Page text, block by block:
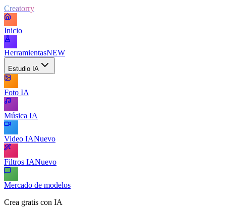
Creatorry
Inicio
HerramientasNEW
Estudio IA
Foto IA
Música IA
Video IANuevo
Filtros IANuevo
Mercado de modelos
Crea gratis con IA